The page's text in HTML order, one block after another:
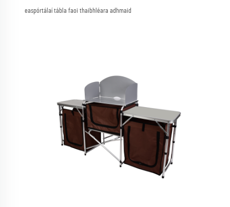
easpórtálaí tábla faoi thaibhléara adhmaid